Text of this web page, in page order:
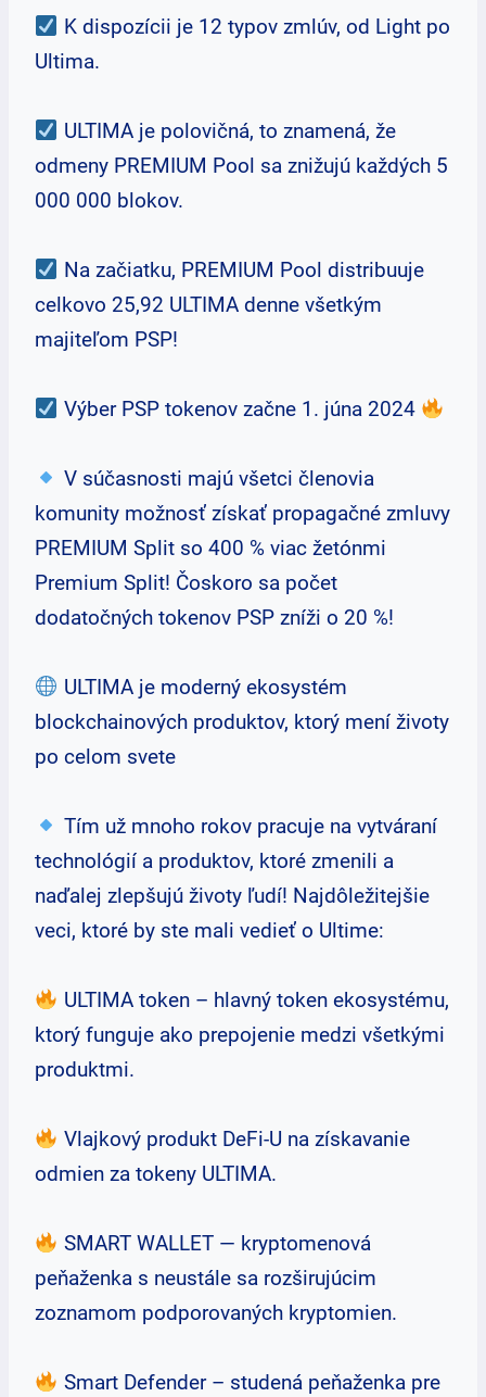
K dispozícii je 12 typov zmlúv, od Light po
Ultima.
ULTIMA je polovičná, to znamená, že
odmeny PREMIUM Pool sa znižujú každých 5
000 000 blokov.
Na začiatku, PREMIUM Pool distribuuje
celkovo 25,92 ULTIMA denne všetkým
majiteľom PSP!
Výber PSP tokenov začne 1. júna 2024
V súčasnosti majú všetci členovia
komunity možnosť získať propagačné zmluvy
PREMIUM Split so 400 % viac žetónmi
Premium Split! Čoskoro sa počet
dodatočných tokenov PSP zníži o 20 %!
ULTIMA je moderný ekosystém
blockchainových produktov, ktorý mení životy
po celom svete
Tím už mnoho rokov pracuje na vytváraní
technológií a produktov, ktoré zmenili a
naďalej zlepšujú životy ľudí! Najdôležitejšie
veci, ktoré by ste mali vedieť o Ultime:
ULTIMA token – hlavný token ekosystému,
ktorý funguje ako prepojenie medzi všetkými
produktmi.
Vlajkový produkt DeFi-U na získavanie
odmien za tokeny ULTIMA.
SMART WALLET — kryptomenová
peňaženka s neustále sa rozširujúcim
zoznamom podporovaných kryptomien.
Smart Defender – studená peňaženka pre